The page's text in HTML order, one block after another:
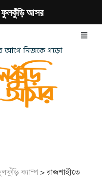
আগে নিজকে গড়ো
ক্যাম্প>রাজশাহীতে
ফুলকুঁড়ি আসর